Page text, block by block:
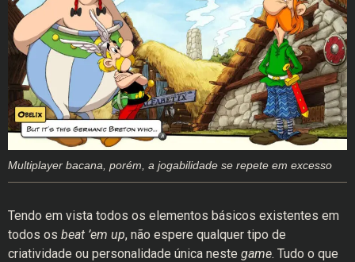
Multiplayer bacana, porém, a jogabilidade se repete em excesso
Tendo em vista todos os elementos básicos existentes em
todos os beat ’em up, não espere qualquer tipo de
criatividade ou personalidade única neste game. Tudo o que